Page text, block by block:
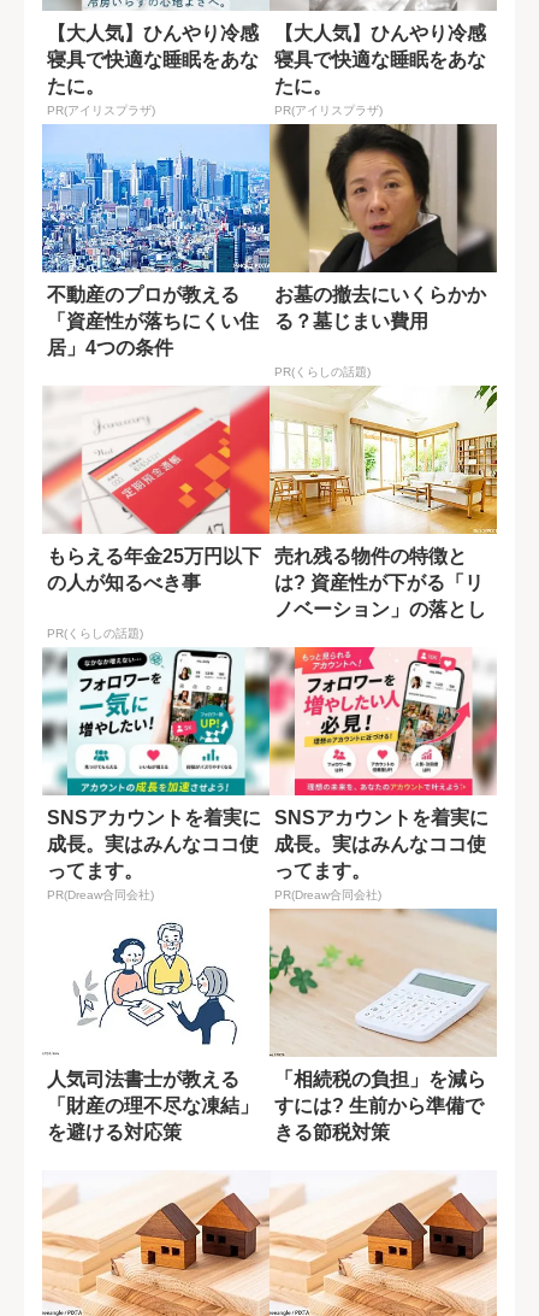
【大人気】ひんやり冷感
寝具で快適な睡眠をあな
たに。
PR(アイリスプラザ)
【大人気】ひんやり冷感
寝具で快適な睡眠をあな
たに。
PR(アイリスプラザ)
不動産のプロが教える
「資産性が落ちにくい住
居」4つの条件
お墓の撤去にいくらかか
る？墓じまい費用
PR(くらしの話題)
もらえる年金25万円以下
の人が知るべき事
PR(くらしの話題)
売れ残る物件の特徴と
は? 資産性が下がる「リ
ノベーション」の落とし
SNSアカウントを着実に
成長。実はみんなココ使
ってます。
PR(Dreaw合同会社)
SNSアカウントを着実に
成長。実はみんなココ使
ってます。
PR(Dreaw合同会社)
人気司法書士が教える
「財産の理不尽な凍結」
を避ける対応策
「相続税の負担」を減ら
すには? 生前から準備で
きる節税対策